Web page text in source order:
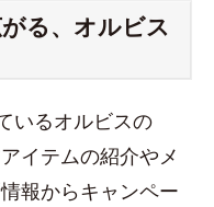
る、オルビス
いるオルビスの
イテムの紹介やメ
報からキャンペー